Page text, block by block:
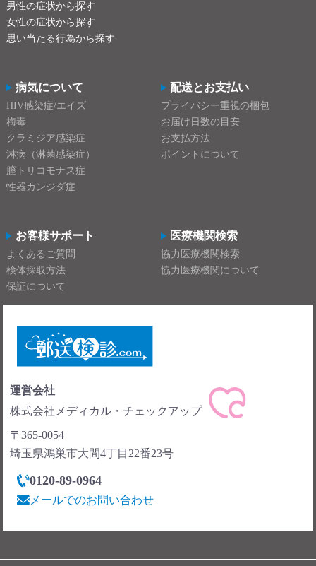
男性の症状から探す
女性の症状から探す
思い当たる行為から探す
病気について
HIV感染症/エイズ
梅毒
クラミジア感染症
淋病（淋菌感染症）
膣トリコモナス症
性器カンジダ症
配送とお支払い
プライバシー重視の梱包
お届け日数の目安
お支払方法
ポイントについて
お客様サポート
よくあるご質問
検体採取方法
保証について
医療機関検索
協力医療機関検索
協力医療機関について
運営会社
株式会社メディカル・チェックアップ
〒365-0054
埼玉県鴻巣市大間4丁目22番23号
0120-89-0964
メールでのお問い合わせ